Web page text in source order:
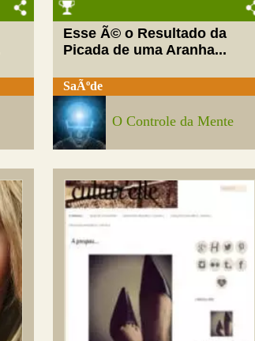
Esse Ã© o Resultado da
Picada de uma Aranha...
SaÃºde
O Controle da Mente